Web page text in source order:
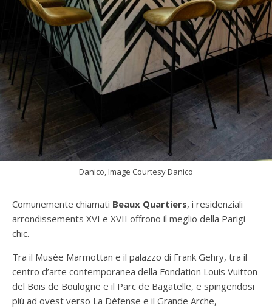
Danico, Image Courtesy Danico
Comunemente chiamati Beaux Quartiers, i residenziali
arrondissements XVI e XVII offrono il meglio della Parigi
chic.
Tra il Musée Marmottan e il palazzo di Frank Gehry, tra il
centro d’arte contemporanea della Fondation Louis Vuitton
del Bois de Boulogne e il Parc de Bagatelle, e spingendosi
più ad ovest verso La Défense e il Grande Arche,